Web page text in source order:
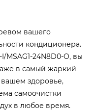
вашего
кондиционера.
MSAG1-24N8D0-O, вы
в самый жаркий
здоровье,
самоочистки
в любое время.